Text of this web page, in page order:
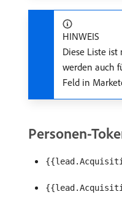
HINWEIS
Diese Liste ist
werden auch
Feld in
Personen-